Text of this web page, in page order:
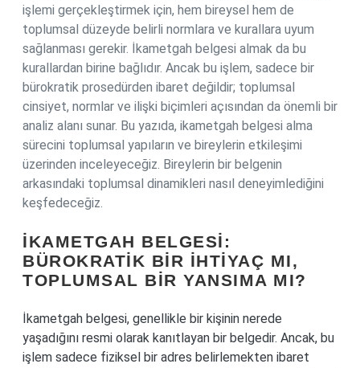
işlemi gerçekleştirmek için, hem bireysel hem de
toplumsal düzeyde belirli normlara ve kurallara uyum
sağlanması gerekir. İkametgah belgesi almak da bu
kurallardan birine bağlıdır. Ancak bu işlem, sadece bir
bürokratik prosedürden ibaret değildir; toplumsal
cinsiyet, normlar ve ilişki biçimleri açısından da önemli bir
analiz alanı sunar. Bu yazıda, ikametgah belgesi alma
sürecini toplumsal yapıların ve bireylerin etkileşimi
üzerinden inceleyeceğiz. Bireylerin bir belgenin
arkasındaki toplumsal dinamikleri nasıl deneyimlediğini
keşfedeceğiz.
İKAMETGAH BELGESI:
BÜROKRATIK BIR İHTIYAÇ MI,
TOPLUMSAL BIR YANSIMA MI?
İkametgah belgesi, genellikle bir kişinin nerede
yaşadığını resmi olarak kanıtlayan bir belgedir. Ancak, bu
işlem sadece fiziksel bir adres belirlemekten ibaret